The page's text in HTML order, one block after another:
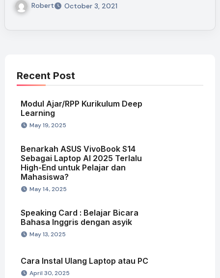
Robert October 3, 2021
Recent Post
Modul Ajar/RPP Kurikulum Deep
Learning
May 19, 2025
Benarkah ASUS VivoBook S14
Sebagai Laptop AI 2025 Terlalu
High-End untuk Pelajar dan
Mahasiswa?
May 14, 2025
Speaking Card : Belajar Bicara
Bahasa Inggris dengan asyik
May 13, 2025
Cara Instal Ulang Laptop atau PC
April 30, 2025